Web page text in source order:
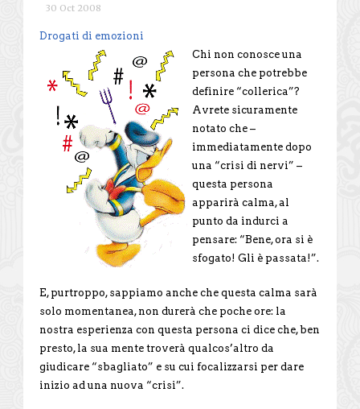
30 Oct 2008
Drogati di emozioni
Chi non conosce una
persona che potrebbe
definire “collerica”?
Avrete sicuramente
notato che –
immediatamente dopo
una “crisi di nervi” –
questa persona
apparirà calma, al
punto da indurci a
pensare: “Bene, ora si è
sfogato! Gli è passata!”.
E, purtroppo, sappiamo anche che questa calma sarà
solo momentanea, non durerà che poche ore: la
nostra esperienza con questa persona ci dice che, ben
presto, la sua mente troverà qualcos’altro da
giudicare “sbagliato” e su cui focalizzarsi per dare
inizio ad una nuova “crisi”.